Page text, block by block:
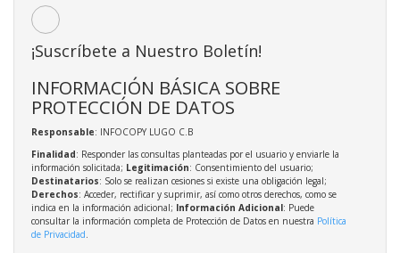
¡Suscríbete a Nuestro Boletín!
INFORMACIÓN BÁSICA SOBRE
PROTECCIÓN DE DATOS
Responsable: INFOCOPY LUGO C.B
Finalidad: Responder las consultas planteadas por el usuario y enviarle la
información solicitada; Legitimación: Consentimiento del usuario;
Destinatarios: Solo se realizan cesiones si existe una obligación legal;
Derechos: Acceder, rectificar y suprimir, así como otros derechos, como se
indica en la información adicional; Información Adicional: Puede
consultar la información completa de Protección de Datos en nuestra Política
de Privacidad